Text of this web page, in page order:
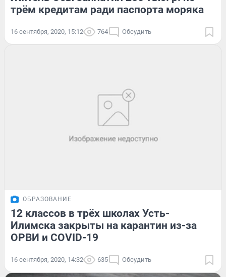
трём кредитам ради паспорта моряка
16 сентября, 2020, 15:12 764 Обсудить
ОБРАЗОВАНИЕ
12 классов в трёх школах Усть-
Илимска закрыты на карантин из-за
ОРВИ и COVID-19
16 сентября, 2020, 14:32 635 Обсудить